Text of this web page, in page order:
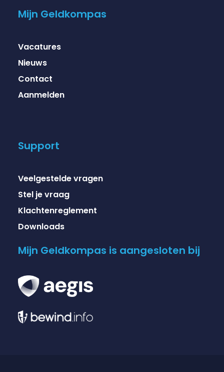
Mijn Geldkompas
Vacatures
Nieuws
Contact
Aanmelden
Support
Veelgestelde vragen
Stel je vraag
Klachtenreglement
Downloads
Mijn Geldkompas is aangesloten bij